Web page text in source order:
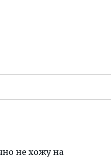
не хожу на